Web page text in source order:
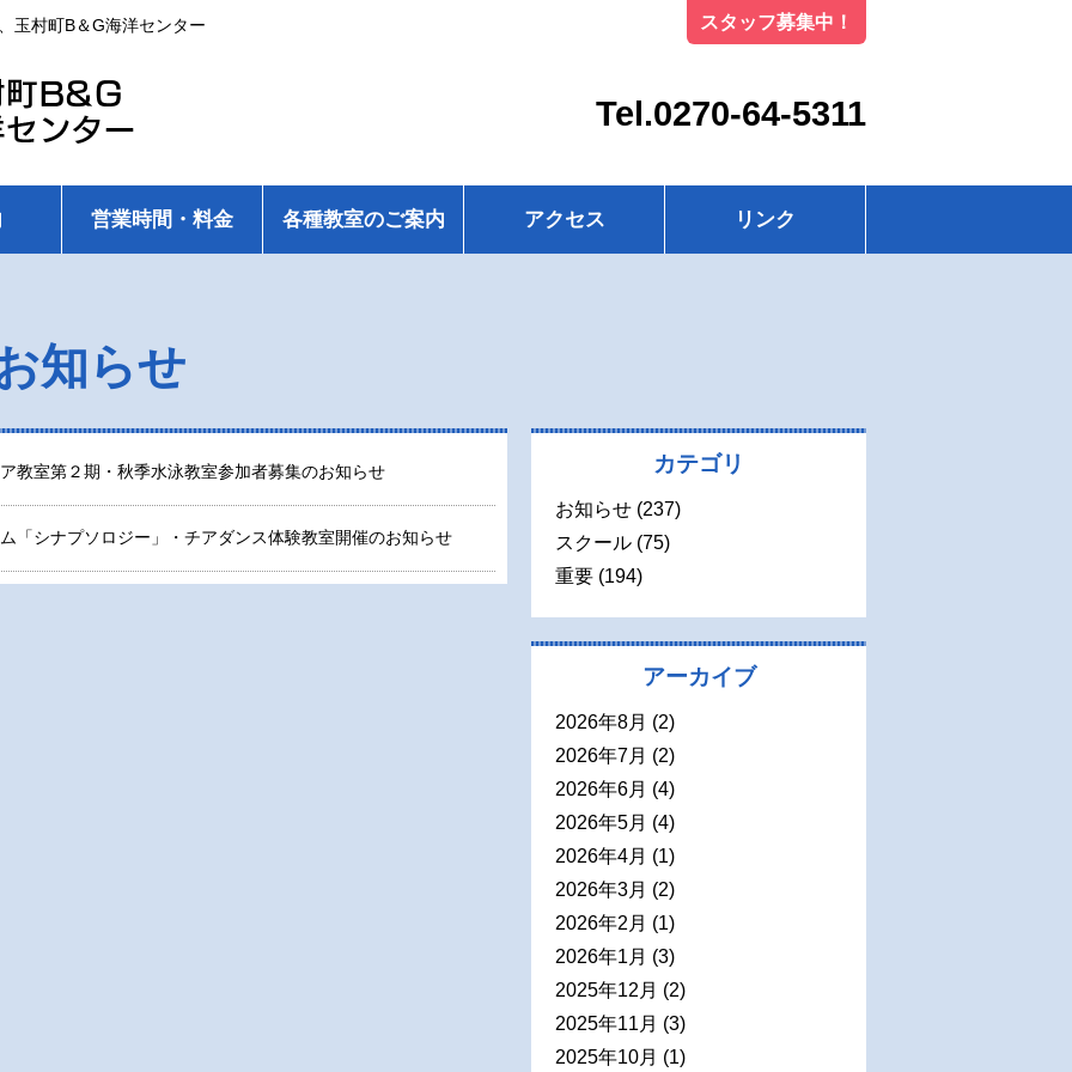
玉村町B＆G海洋センター スタッフ募集中！
Tel.0270-64-5311
営業時間・料金 各種教室のご案内 アクセス リンク
知らせ
教室第２期・秋季水泳教室参加者募集のお知らせ
「シナプソロジー」・チアダンス体験教室開催のお知らせ
カテゴリ
お知らせ (237)
スクール (75)
重要 (194)
アーカイブ
2026年8月 (2)
2026年7月 (2)
2026年6月 (4)
2026年5月 (4)
2026年4月 (1)
2026年3月 (2)
2026年2月 (1)
2026年1月 (3)
2025年12月 (2)
2025年11月 (3)
2025年10月 (1)